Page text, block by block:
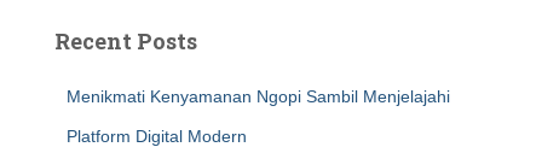
Recent Posts
Menikmati Kenyamanan Ngopi Sambil Menjelajahi
Platform Digital Modern